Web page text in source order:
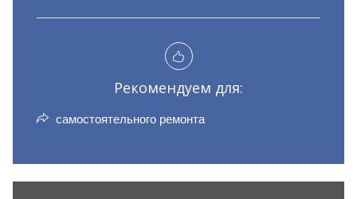
Рекомендуем для:
самостоятельного ремонта